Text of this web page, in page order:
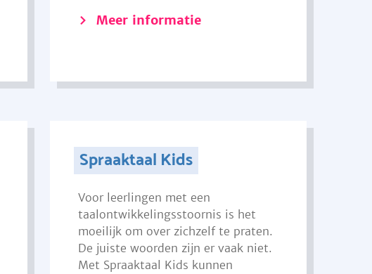
Meer informatie
Spraaktaal Kids
Voor leerlingen met een
taalontwikkelingsstoornis is het
moeilijk om over zichzelf te praten.
De juiste woorden zijn er vaak niet.
Met Spraaktaal Kids kunnen